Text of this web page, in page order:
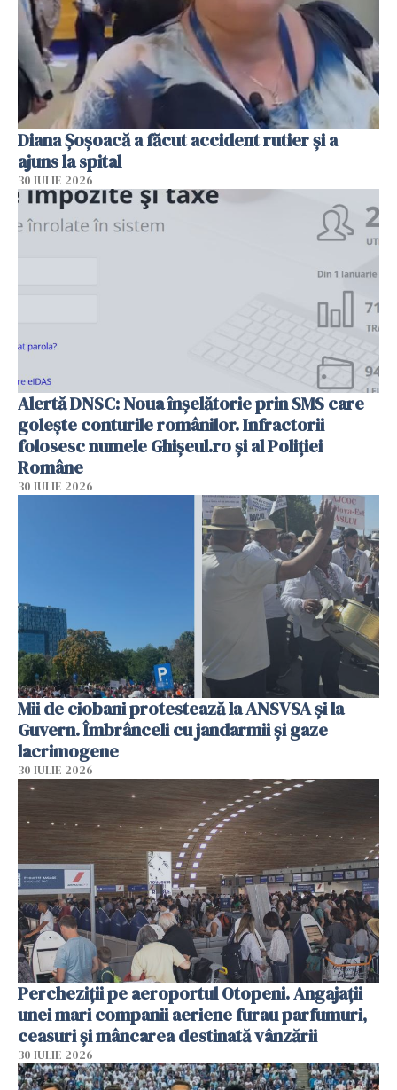
Diana Șoșoacă a făcut accident rutier și a
ajuns la spital
30 IULIE 2026
Alertă DNSC: Noua înșelătorie prin SMS care
golește conturile românilor. Infractorii
folosesc numele Ghișeul.ro și al Poliției
Române
30 IULIE 2026
Mii de ciobani protestează la ANSVSA și la
Guvern. Îmbrânceli cu jandarmii și gaze
lacrimogene
30 IULIE 2026
Percheziții pe aeroportul Otopeni. Angajații
unei mari companii aeriene furau parfumuri,
ceasuri și mâncarea destinată vânzării
30 IULIE 2026